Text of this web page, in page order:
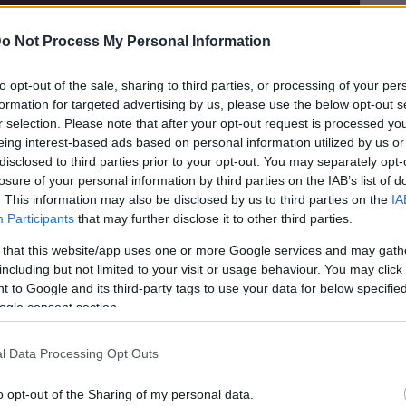
Not Process My Personal Information
opt-out of the sale, sharing to third parties, or processing of your
for targeted advertising by us, please use the below opt-out
selection. Please note that after your opt-out request is processed
interest-based ads based on personal information utilized by us
to third parties prior to your opt-out. You may separately
of your personal information by third parties on the IAB’s list of
This information may also be disclosed by us to third parties on the
Participants that may further disclose it to other third parties.
that this website/app uses one or more Google services and may
but not limited to your visit or usage behaviour. You may
to Google and its third-party tags to use your data for below
consent section.
Data Processing Opt Outs
opt-out of the Sharing of my personal data.
se faire remarquersur la plusbelle avenue du
devant être officiellement présentée au public
de faire un petit effort, histoire d’empêcherles
sa nouvelle citadine dans son show room des
a trouvé la personnalité qui faisait défaut aux deux
clientèle féminine.
et un habitacle qui n’est plus typé
une clientèle virile et surtout, plus jeune.
mieux, surtout aprèslesfades Auris et Avensis.
au 79, avenue desChamps
maintenant (remarquez, c’était pas difficile…), un